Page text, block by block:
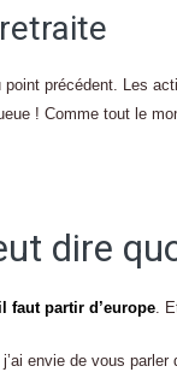
point précédent. Les
! Comme tout le
dire
faut partir d’europe.
envie de vous parler